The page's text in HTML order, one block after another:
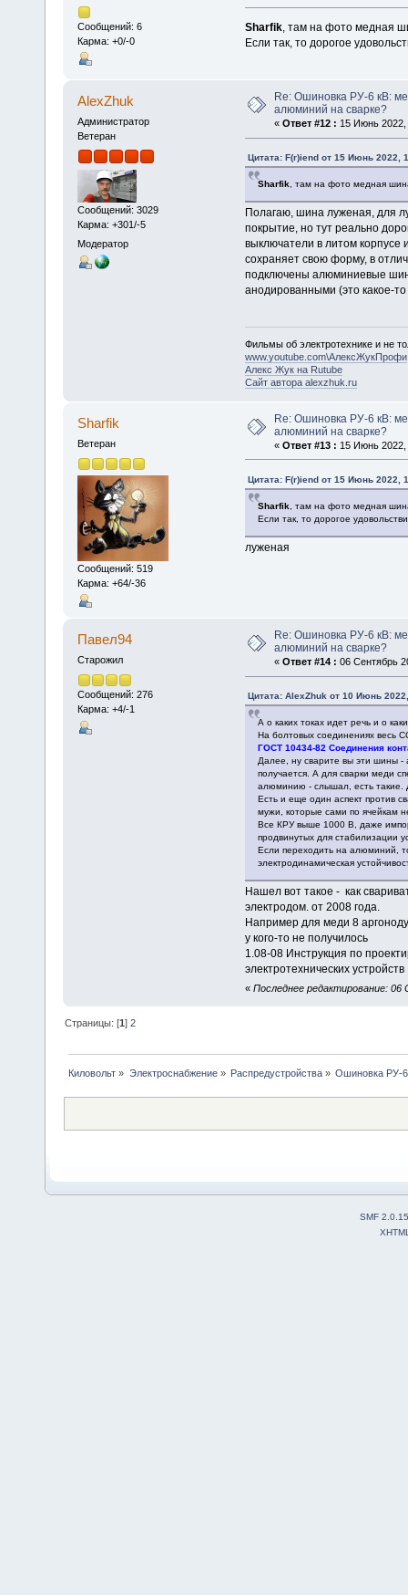
Сообщений: 6
Карма: +0/-0
Sharfik, там на фото медная
Если так, то дорогое
AlexZhuk
Администратор
Ветеран
Сообщений: 3029
Карма: +301/-5
Модератор
Re: Ошиновка РУ-6 кВ:
алюминий на сварке?
« Ответ #12 : 15 Июнь 2022,
Цитата: F(r)iend от 15 Июнь 2022,
Sharfik, там на фото медная
Полагаю, шина луженая, для
покрытие, но тут реально
выключатели в литом корпусе
сохраняет свою форму, в
подключены алюминиевые
анодированными (это какое-
Фильмы об электротехнике и не
www.youtube.com\АлексЖукПрофи
Алекс Жук на Rutube
Сайт автора alexzhuk.ru
Sharfik
Ветеран
Сообщений: 519
Карма: +64/-36
Re: Ошиновка РУ-6 кВ:
алюминий на сварке?
« Ответ #13 : 15 Июнь 2022,
Цитата: F(r)iend от 15 Июнь 2022,
Sharfik, там на фото медная
Если так, то дорогое
луженая
Павел94
Старожил
Сообщений: 276
Карма: +4/-1
Re: Ошиновка РУ-6 кВ:
алюминий на сварке?
« Ответ #14 : 06 Сентябрь
Цитата: AlexZhuk от 10 Июнь
А о каких токах идет речь и о
На болтовых соединениях весь
ГОСТ 10434-82 Соединения
Далее, ну сварите вы эти шины -
получается. А для сварки меди
алюминию - слышал, есть такие.
Есть и еще один аспект против
мужи, которые сами по ячейкам
Все КРУ выше 1000 В, даже
продвинутых для стабилизации
Если переходить на алюминий,
электродинамическая
Нашел вот такое - как
электродом. от 2008 года.
Например для меди 8
у кого-то не получилось
1.08-08 Инструкция по
электротехнических устройств
« Последнее редактирование:
Страницы: [1]2
Киловольт » Электроснабжение» Распредустройства» Ошиновка РУ-6
SMF 2.0.15